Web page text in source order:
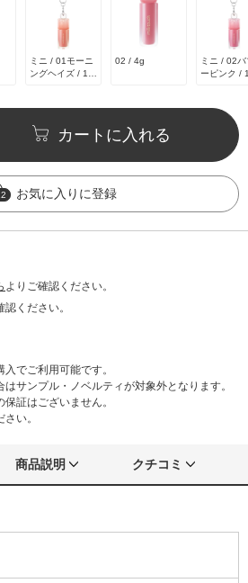
ミニ / 01モーニ
ングヘイズ / 1.5
02 / 4g
ミニ / 02バ
ーピンク /
カートに入れる
お気に入りに登録
よりご確認ください。
認ください。
でご利用可能です。
サンプル・ノベルティが対象外となります。
証はございません。
い。
商品説明 クチコミ